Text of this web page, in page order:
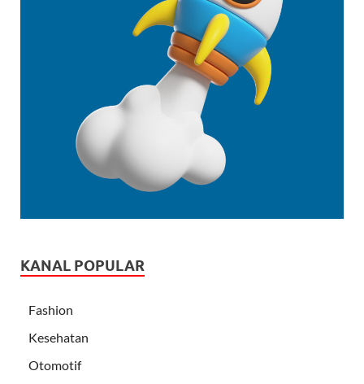
KANAL POPULAR
Fashion
Kesehatan
Otomotif